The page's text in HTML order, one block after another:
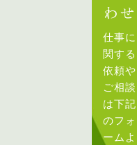
わせ
仕事に
関する
依頼や
ご相談
は下記
のフォ
ームよ